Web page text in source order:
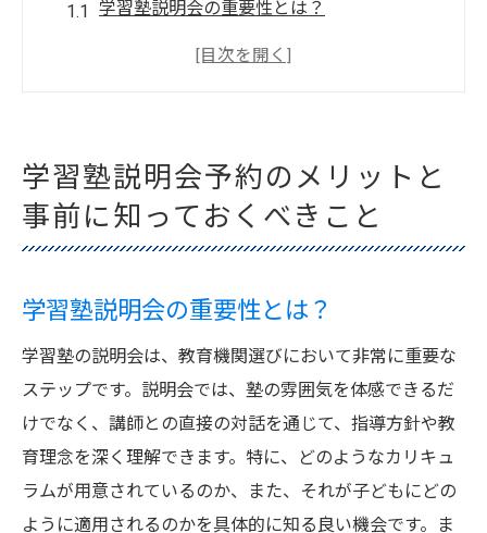
学習塾説明会の重要性とは？
予約前に確認するべき学習塾情報
効果的な予約方法とその利点
学習塾説明会のスケジュール確認
学習塾の雰囲気チェック
講師の質の見極め方
カリキュラムの内容確認
予約時に気をつけるべき事項
見逃せない重要ポイント
予約キャンセル時の対応方法
学習塾説明会予約のメリットと
事前に知っておくべきこと
学習塾説明会の重要性とは？
学習塾の説明会は、教育機関選びにおいて非常に重要な
ステップです。説明会では、塾の雰囲気を体感できるだ
けでなく、講師との直接の対話を通じて、指導方針や教
育理念を深く理解できます。特に、どのようなカリキュ
ラムが用意されているのか、また、それが子どもにどの
ように適用されるのかを具体的に知る良い機会です。ま